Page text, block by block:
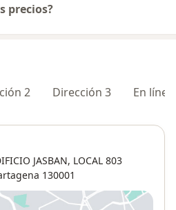
precios?
2 Dirección 3 En línea
JASBAN, LOCAL 803
130001